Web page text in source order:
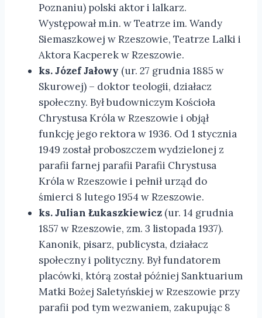
Poznaniu) polski aktor i lalkarz.
Występował m.in. w Teatrze im. Wandy
Siemaszkowej w Rzeszowie, Teatrze Lalki i
Aktora Kacperek w Rzeszowie.
ks. Józef Jałowy (ur. 27 grudnia 1885 w
Skurowej) – doktor teologii, działacz
społeczny. Był budowniczym Kościoła
Chrystusa Króla w Rzeszowie i objął
funkcję jego rektora w 1936. Od 1 stycznia
1949 został proboszczem wydzielonej z
parafii farnej parafii Parafii Chrystusa
Króla w Rzeszowie i pełnił urząd do
śmierci 8 lutego 1954 w Rzeszowie.
ks. Julian Łukaszkiewicz (ur. 14 grudnia
1857 w Rzeszowie, zm. 3 listopada 1937).
Kanonik, pisarz, publicysta, działacz
społeczny i polityczny. Był fundatorem
placówki, którą został później Sanktuarium
Matki Bożej Saletyńskiej w Rzeszowie przy
parafii pod tym wezwaniem, zakupując 8